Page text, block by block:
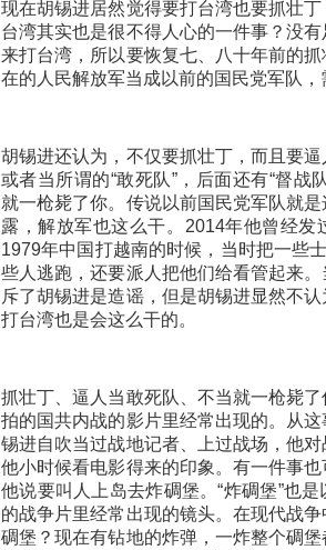
现在胡锡进居然觉得要打台湾也要抓壮
台湾其实也是很不得人心的一件事？没
来打台湾，所以要恢复七、八十年前的
在的人民解放军当成以前的国民党军队
胡锡进还认为，不仅要抓壮丁，而且要
或者当所谓的“敢死队”，后面还有“督战
就一枪毙了你。传说以前国民党军队就
露，解放军也这么干。2014年他曾经发
1979年中国打越南的时候，当时把一些
些人逃跑，还要派人把他们给看管起来
斥了胡锡进是造谣，但是胡锡进显然不
打台湾也是会这么干的。
抓壮丁、逼人当敢死队、不当就一枪毙
拍的国共内战的影片里经常出现的。从
锡进自吹当过战地记者、上过战场，他
他小时候看电影得来的印象。有一件事
他说要叫人上岛去炸碉堡。“炸碉堡”也
的战争片里经常出现的镜头。在现代战
碉堡？现在有钻地的炸弹，一炸整个碉